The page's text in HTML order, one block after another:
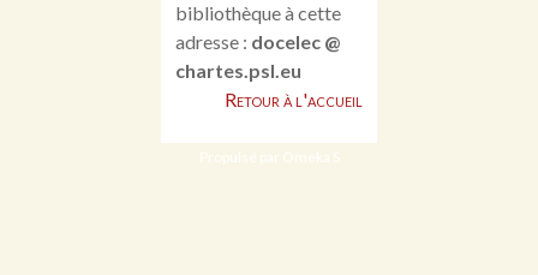
bibliothèque à cette
adresse : docelec @
chartes.psl.eu
Retour à l'accueil
Propulsé par Omeka S